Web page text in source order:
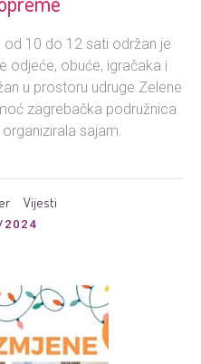
10 do 12 sati održan je
odjeće, obuće, igračaka i
u prostoru udruge Zelene
zagrebačka podružnica
sajam.
Vijesti